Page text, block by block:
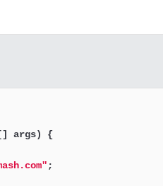
args) {
;